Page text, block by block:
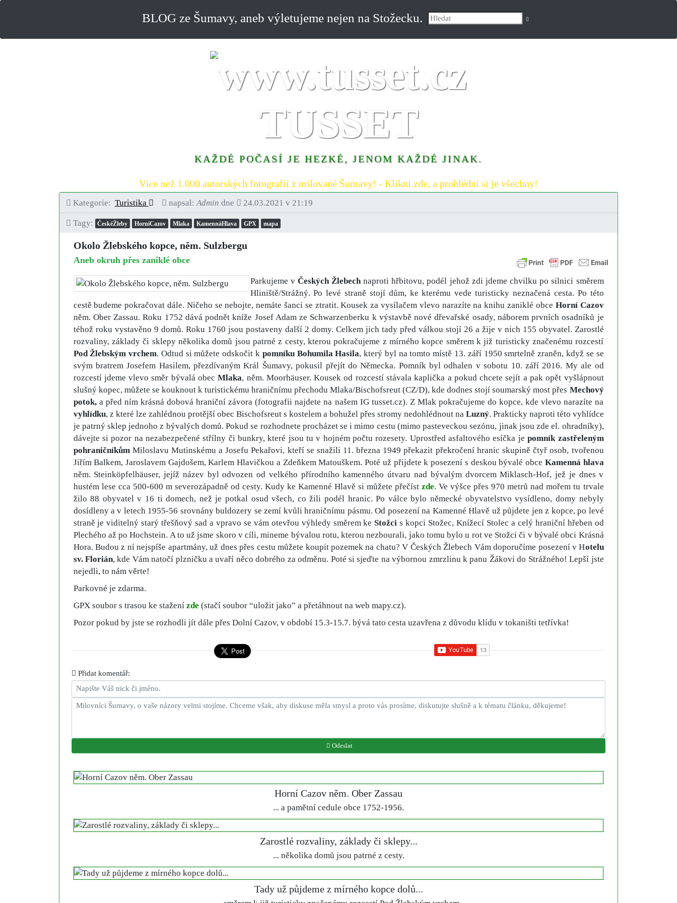
BLOG ze Šumavy, aneb výletujeme nejen na Stožecku.
TUSSET
KAŽDÉ POČASÍ JE HEZKÉ, JENOM KAŽDÉ JINAK.
Více než 1.000 autorských fotografií z milované Šumavy! - Klikni zde, a prohlédni si je všechny!
Kategorie: Turistika napsal: Admin dne 24.03.2021 v 21:19
Tagy: ČeskéŽleby HorníCazov Mlaka KamennáHlava GPX mapa
Okolo Žlebského kopce, něm. Sulzbergu
Aneb okruh přes zaniklé obce
Parkujeme v Českých Žlebechnaproti hřbitovu, podél jehož zdi jdeme chvilku po silnici směrem
Hliniště/Strážný. Po levé straně stojí dům, ke kterému vede turisticky neznačená cesta. Po této
cestě budeme pokračovat dále. Ničeho se nebojte, nemáte šanci se ztratit. Kousek za vysílačem vlevo narazíte na knihu zaniklé obce Horní Cazov
něm. Ober Zassau. Roku 1752 dává podnět kníže Josef Adam ze Schwarzenberku k výstavbě nové dřevařské osady, náborem prvních osadníků je
téhož roku vystavěno 9 domů. Roku 1760 jsou postaveny další 2 domy. Celkem jich tady před válkou stojí 26 a žije v nich 155 obyvatel. Zarostlé
rozvaliny, základy či sklepy několika domů jsou patrné z cesty, kterou pokračujeme z mírného kopce směrem k již turisticky značenému rozcestí
Pod Žlebským vrchem. Odtud si můžete odskočit k pomníku Bohumila Hasila, který byl na tomto místě 13. září 1950 smrtelně zraněn, když se se
svým bratrem Josefem Hasilem, přezdívaným Král Šumavy, pokusil přejít do Německa. Pomník byl odhalen v sobotu 10. září 2016. My ale od
rozcestí jdeme vlevo směr bývalá obecMlaka, něm. Moorhäuser. Kousek od rozcestí stávala kaplička a pokud chcete sejít a pak opět vyšlápnout
slušný kopec, můžete se kouknout k turistickému hraničnímu přechodu Mlaka/Bischofsreut (CZ/D), kde dodnes stojí soumarský most přes Mechový
potok,a před ním krásná dobová hraniční závora (fotografii najdete na našem IG tusset.cz). Z Mlak pokračujeme do kopce, kde vlevo narazíte na
vyhlídku, z které lze zahlédnou protější obec Bischofsreut s kostelem a bohužel přes stromy nedohlédnout na Luzný. Prakticky naproti této vyhlídce
je patrný sklep jednoho z bývalých domů. Pokud se rozhodnete procházet se i mimo cestu (mimo pasteveckou sezónu, jinak jsou zde el. ohradníky),
dávejte si pozor na nezabezpečené střílny či bunkry, které jsou tu v hojném počtu rozesety. Uprostřed asfaltového esíčka jepomník zastřeleným
pohraničníkůmMiloslavu Mutinskému a Josefu Pekařovi, kteří se snažili 11. března 1949 překazit překročení hranic skupině čtyř osob, tvořenou
Jiřím Balkem, Jaroslavem Gajdošem, Karlem Hlavičkou a Zdeňkem Matouškem. Poté už přijdete k posezení s deskou bývalé obce Kamenná hlava
něm. Steinköpfelhäuser, jejíž název byl odvozen od velkého přírodního kamenného útvaru nad bývalým dvorcem Miklasch-Hof, jež je dnes v
hustém lese cca 500-600 m severozápadně od cesty. Kudy ke Kamenné Hlavě si můžete přečístzde. Ve výšce přes 970 metrů nad mořem tu trvale
žilo 88 obyvatel v 16 ti domech, než je potkal osud všech, co žili podél hranic. Po válce bylo německé obyvatelstvo vysídleno, domy nebyly
dosídleny a v letech 1955-56 srovnány buldozery se zemí kvůli hraničnímu pásmu. Od posezení na Kamenné Hlavě už půjdete jen z kopce, po levé
straně je viditelný starý třešňový sad a vpravo se vám otevřou výhledy směrem ke Stožci s kopci Stožec, Knížecí Stolec a celý hraniční hřeben od
Plechého až po Hochstein. A to už jsme skoro v cíli, mineme bývalou rotu, kterou nezbourali, jako tomu bylo u rot ve Stožci či v bývalé obci Krásná
Hora. Budou z ní nejspíše apartmány, už dnes přes cestu můžete koupit pozemek na chatu? V Českých Žlebech Vám doporučíme posezení v Hotelu
sv. Florián, kde Vám natočí plzničku a uvaří něco dobrého za odměnu. Poté si sjeďte na výbornou zmrzlinu k panu Žákovi do Strážného! Lepší jste
nejedli, to nám věrte!
Parkovné je zdarma.
GPX soubor s trasou ke stažení zde (stačí soubor “uložit jako” a přetáhnout na web mapy.cz).
Pozor pokud by jste se rozhodli jít dále přes Dolní Cazov, v období 15.3-15.7. bývá tato cesta uzavřena z důvodu klidu v tokaništi tetřívka!
Přidat komentář:
Odeslat
Horní Cazov něm. Ober Zassau
... a pamětní cedule obce 1752-1956.
Zarostlé rozvaliny, základy či sklepy...
... několika domů jsou patrné z cesty.
Tady už půjdeme z mírného kopce dolů...